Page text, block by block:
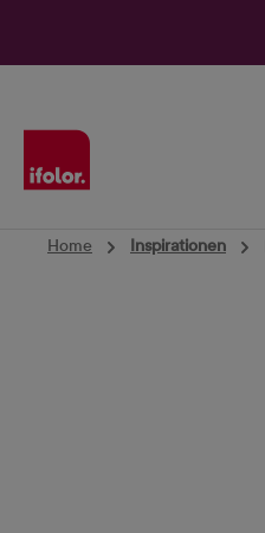
Home Inspirationen